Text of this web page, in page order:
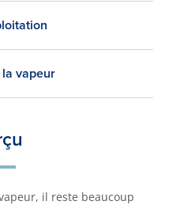
vapeur
il reste beaucoup